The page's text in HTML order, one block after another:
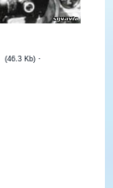
(46.3 Kb) ·